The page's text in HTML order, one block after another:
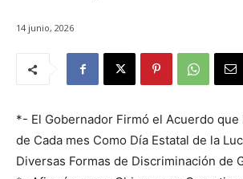
14 junio, 2026
*- El Gobernador Firmó el Acuerdo que
de Cada mes Como Día Estatal de la
Diversas Formas de Discriminación de